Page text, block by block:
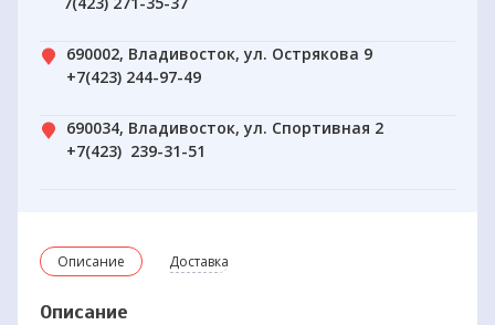
Описание Доставка
Описание
690002, Владивосток, ул. Острякова 9
+7(423) 244-97-49
690034, Владивосток, ул. Спортивная 2
+7(423) 239-31-51